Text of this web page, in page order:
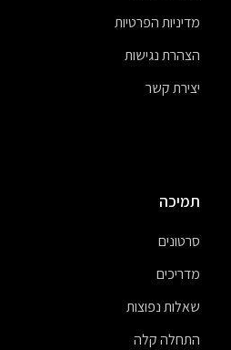
מדיניות הפרטיות
הצהרת נגישות
יצירת קשר
תמיכה
סרטונים
מדריכים
שאלות נפוצות
התחלה קלה